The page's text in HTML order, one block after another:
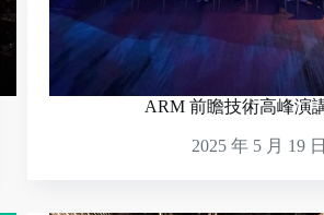
ARM 前瞻技術高峰演
2025 年 5 月 19 日